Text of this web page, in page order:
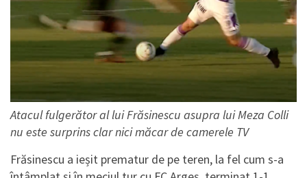
Atacul fulgerător al lui Frăsinescu asupra lui Meza Colli
nu este surprins clar nici măcar de camerele TV
Frăsinescu a ieșit prematur de pe teren, la fel cum s-a